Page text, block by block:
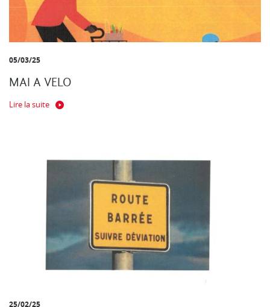
05/03/25
MAI A VELO
Lire la suite
25/02/25